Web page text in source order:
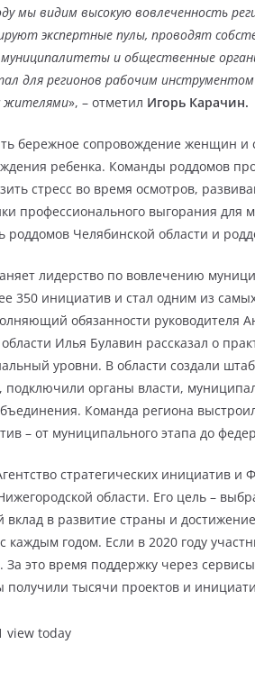
мы видим высокую вовлеченность
экспертные пулы, проводят
и общественные
для регионов рабочим
жителями», – отметил Игорь Карачин.
бережное сопровождение женщин
ребенка. Команды роддомов
стресс во время осмотров,
профессионального выгорания для
роддомов Челябинской области и
лидерство по вовлечению
350 инициатив и стал одним из
обязанности руководителя
области Илья Булавин рассказал о
уровни. В области создали
подключили органы власти,
Команда региона
– от муниципального этапа до
стратегических инициатив и
области. Его цель –
вклад в развитие страны и
каждым годом. Если в 2020 году
За это время поддержку через
тысячи проектов и
view today